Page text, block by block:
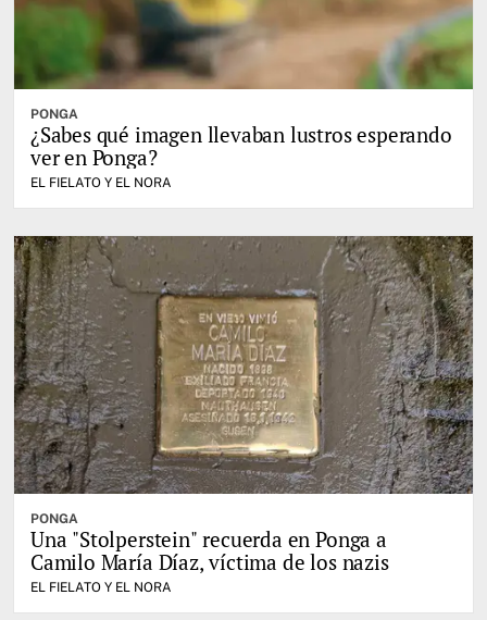
PONGA
¿Sabes qué imagen llevaban lustros esperando
ver en Ponga?
EL FIELATO Y EL NORA
PONGA
Una "Stolperstein" recuerda en Ponga a
Camilo María Díaz, víctima de los nazis
EL FIELATO Y EL NORA